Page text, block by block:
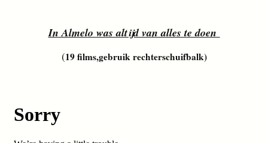
In Almelo was altijd van alles te doen
(19 films,gebruik rechterschuifbalk)